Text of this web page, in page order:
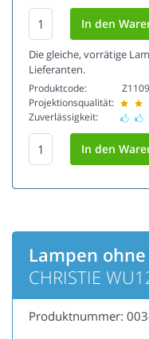
Die gleiche, vorrätige
Lieferanten.
Produktcode:
Projektionsqualität:
Zuverlässigkeit:
Lampen
CHRISTIE
Produktnummer: